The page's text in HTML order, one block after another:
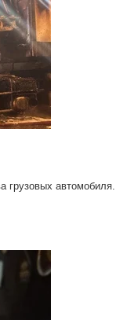
грузовых автомобиля.